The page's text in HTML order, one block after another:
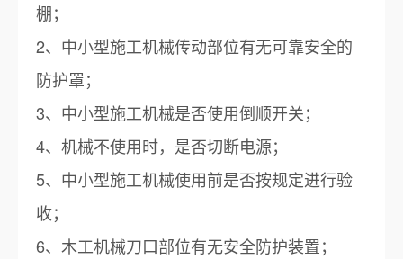
棚；
2、中小型施工机械传动部位有无可靠安全的
防护罩；
3、中小型施工机械是否使用倒顺开关；
4、机械不使用时，是否切断电源；
5、中小型施工机械使用前是否按规定进行验
收；
6、木工机械刀口部位有无安全防护装置；